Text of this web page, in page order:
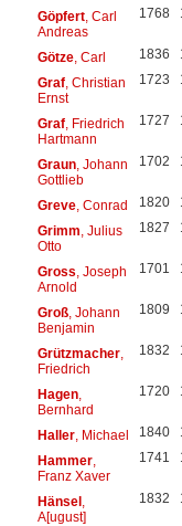
Göpfert, Carl
Andreas
1768
Götze, Carl 1836
Graf, Christian
Ernst
1723
Graf, Friedrich
Hartmann
1727
Graun, Johann
Gottlieb
1702
Greve, Conrad 1820
Grimm , Julius
Otto
1827
Gross , Joseph
Arnold
1701
Groß, Johann
Benjamin
1809
Grützmacher,
Friedrich
1832
Hagen,
Bernhard
1720
Haller, Michael 1840
Hammer,
Franz Xaver
1741
Hänsel,
A[ugust]
1832